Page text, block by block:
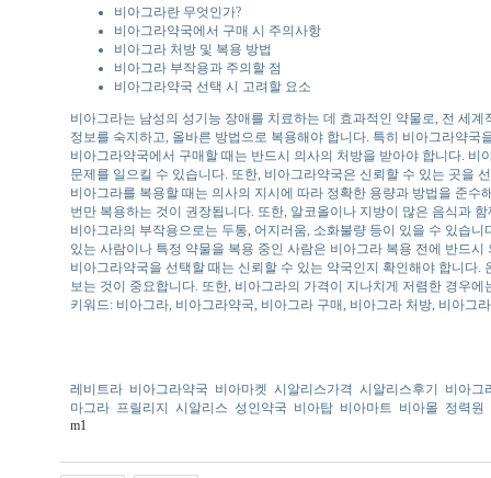
비아그라란 무엇인가?
비아그라약국에서 구매 시 주의사항
비아그라 처방 및 복용 방법
비아그라 부작용과 주의할 점
비아그라약국 선택 시 고려할 요소
비아그라는 남성의 성기능 장애를 치료하는 데 효과적인 약물로, 전 세
정보를 숙지하고, 올바른 방법으로 복용해야 합니다. 특히 비아그라약
비아그라약국에서 구매할 때는 반드시 의사의 처방을 받아야 합니다.
문제를 일으킬 수 있습니다. 또한, 비아그라약국은 신뢰할 수 있는 곳을
비아그라를 복용할 때는 의사의 지시에 따라 정확한 용량과 방법을 준
번만 복용하는 것이 권장됩니다. 또한, 알코올이나 지방이 많은 음식과
비아그라의 부작용으로는 두통, 어지러움, 소화불량 등이 있을 수 있습
있는 사람이나 특정 약물을 복용 중인 사람은 비아그라 복용 전에 반드시
비아그라약국을 선택할 때는 신뢰할 수 있는 약국인지 확인해야 합니다
보는 것이 중요합니다. 또한, 비아그라의 가격이 지나치게 저렴한 경우
키워드: 비아그라, 비아그라약국, 비아그라 구매, 비아그라 처방, 비아그
레비트라 비아그라약국 비아마켓 시알리스가격 시알리스후기
비아그
마그라 프릴리지 시알리스 성인약국 비아탑 비아마트 비아몰 정력원
m1